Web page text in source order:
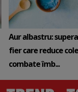
Aur albastru:
fier care reduce
combate îmb...